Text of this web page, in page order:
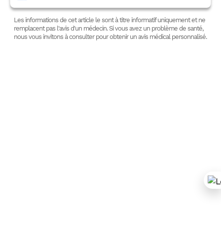
Les informations de cet article le sont à titre informatif uniquement et ne
remplacent pas l'avis d'un médecin. Si vous avez un problème de santé,
nous vous invitons à consulter pour obtenir un avis médical personnalisé.